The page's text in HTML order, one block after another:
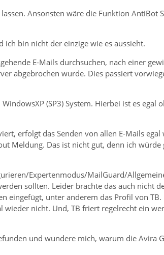
Ansonsten wäre die Funktion AntiBot
ich bin nicht der einzige wie es aussieht.
E-Mails durchsuchen, nach einer
abgebrochen wurde. Dies passiert
(SP3) System. Hierbei ist es egal
erfolgt das Senden von allen E-Mails
Meldung. Das ist nicht gut, denn ich würde
Expertenmodus/MailGuard/
sollten. Leider brachte das auch nicht
eingefügt, unter anderem das Profil von TB.
wieder nicht. Und, TB friert regelrecht ein
und wundere mich, warum die Avira